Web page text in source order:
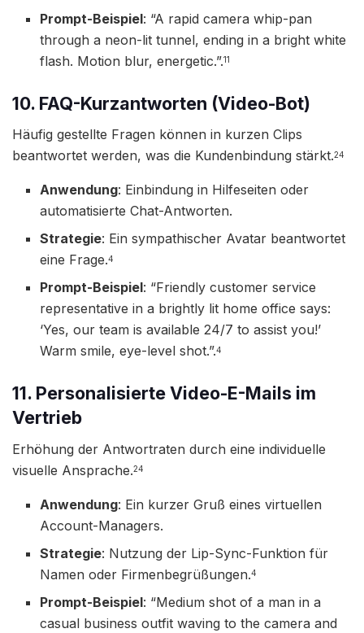
Prompt-Beispiel: “A rapid camera whip-pan
through a neon-lit tunnel, ending in a bright white
flash. Motion blur, energetic.”.11
10. FAQ-Kurzantworten (Video-Bot)
Häufig gestellte Fragen können in kurzen Clips
beantwortet werden, was die Kundenbindung stärkt.24
Anwendung: Einbindung in Hilfeseiten oder
automatisierte Chat-Antworten.
Strategie: Ein sympathischer Avatar beantwortet
eine Frage.4
Prompt-Beispiel: “Friendly customer service
representative in a brightly lit home office says:
‘Yes, our team is available 24/7 to assist you!’
Warm smile, eye-level shot.”.4
11. Personalisierte Video-E-Mails im
Vertrieb
Erhöhung der Antwortraten durch eine individuelle
visuelle Ansprache.24
Anwendung: Ein kurzer Gruß eines virtuellen
Account-Managers.
Strategie: Nutzung der Lip-Sync-Funktion für
Namen oder Firmenbegrüßungen.4
Prompt-Beispiel: “Medium shot of a man in a
casual business outfit waving to the camera and